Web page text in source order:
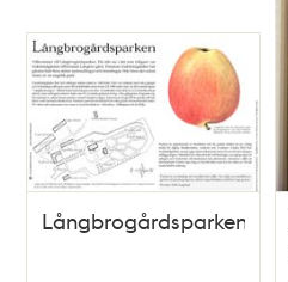
Långbrogårdsparken